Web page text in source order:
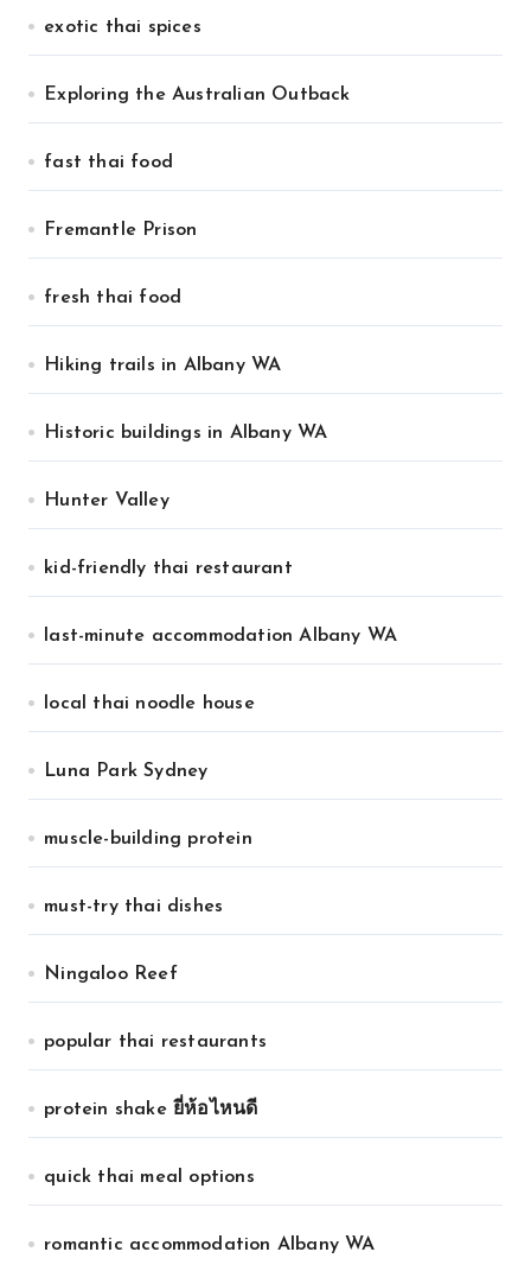
exotic thai spices
Exploring the Australian Outback
fast thai food
Fremantle Prison
fresh thai food
Hiking trails in Albany WA
Historic buildings in Albany WA
Hunter Valley
kid-friendly thai restaurant
last-minute accommodation Albany WA
local thai noodle house
Luna Park Sydney
muscle-building protein
must-try thai dishes
Ningaloo Reef
popular thai restaurants
protein shake ยี่ห้อไหนดี
quick thai meal options
romantic accommodation Albany WA